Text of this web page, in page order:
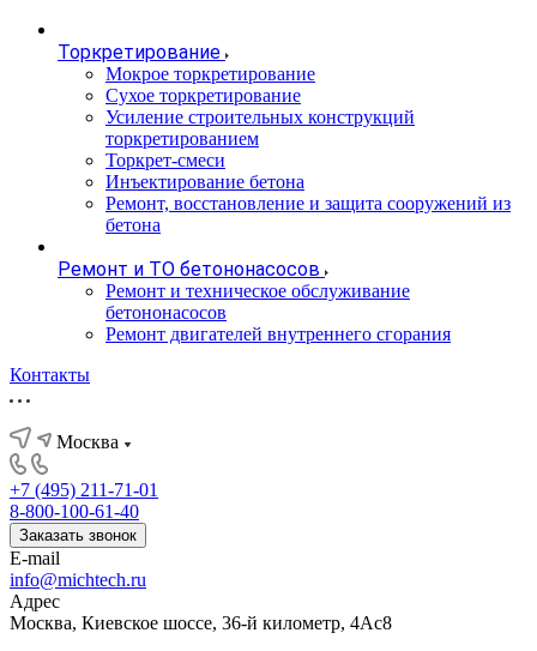
Торкретирование
Мокрое торкретирование
Сухое торкретирование
Усиление строительных конструкций
торкретированием
Торкрет-смеси
Инъектирование бетона
Ремонт, восстановление и защита сооружений из
бетона
Ремонт и ТО бетононасосов
Ремонт и техническое обслуживание
бетононасосов
Ремонт двигателей внутреннего сгорания
Контакты
Москва
+7 (495) 211-71-01
8-800-100-61-40
Заказать звонок
E-mail
info@michtech.ru
Адрес
Москва, Киевское шоссе, 36-й километр, 4Ас8